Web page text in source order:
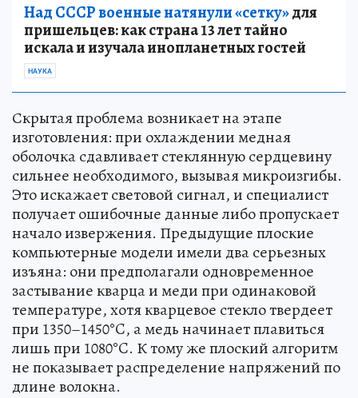
Над СССР военные натянули «сетку»для
пришельцев: как страна 13 лет тайно
искала и изучала инопланетных гостей
НАУКА
Скрытая проблема возникает на этапе
изготовления: при охлаждении медная
оболочка сдавливает стеклянную сердцевину
сильнее необходимого, вызывая микроизгибы.
Это искажает световой сигнал, и специалист
получает ошибочные данные либо пропускает
начало извержения. Предыдущие плоские
компьютерные модели имели два серьезных
изъяна: они предполагали одновременное
застывание кварца и меди при одинаковой
температуре, хотя кварцевое стекло твердеет
при 1350–1450°C, а медь начинает плавиться
лишь при 1080°C. К тому же плоский алгоритм
не показывает распределение напряжений по
длине волокна.